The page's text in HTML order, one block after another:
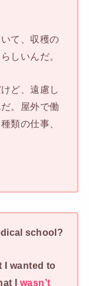
て、収穫の
しいんだ。
ど、遠慮し
。屋外で働
類の仕事、
school?
I wanted to
I wasn’t